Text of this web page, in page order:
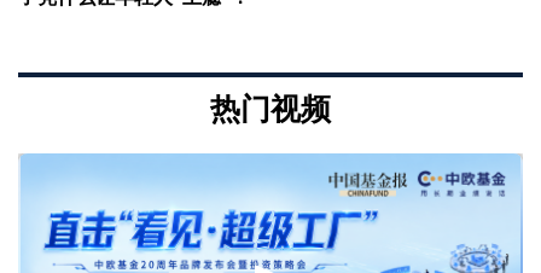
热门视频